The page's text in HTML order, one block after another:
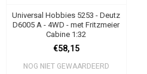
Universal Hobbies 5253 - Deutz
D6005 A - 4WD - met Fritzmeier
Cabine 1:32
€58,15
NOG NIET GEWAARDEERD